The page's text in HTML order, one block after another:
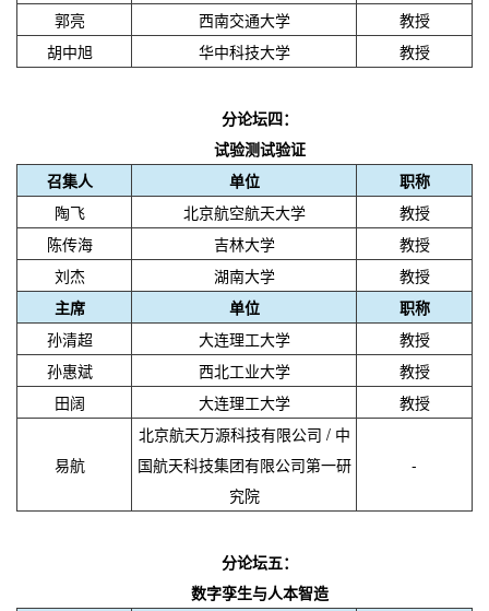
郭亮
西南交通大学
教授
胡中旭
华中科技大学 教授
分论坛四：
试验测试验证
召集人
单位
职称
陶飞
北京航空航天大学
教授
陈传海
吉林大学
教授
刘杰
湖南大学
教授
主席
单位
职称
孙清超
大连理工大学
教授
孙惠斌
西北工业大学
教授
田阔
大连理工大学 教授
易航
北京航天万源科技有限公司 / 中
国航天科技集团有限公司第一研
究院
-
分论坛五：
数字孪生与人本智造